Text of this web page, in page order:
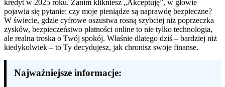
kredyt w 2025 roku. Zanim klikniesz „Akceptuję”, w głowie
pojawia się pytanie: czy moje pieniądze są naprawdę bezpieczne?
W świecie, gdzie cyfrowe oszustwa rosną szybciej niż poprzeczka
zysków, bezpieczeństwo płatności online to nie tylko technologia,
ale realna troska o Twój spokój. Właśnie dlatego dziś – bardziej niż
kiedykolwiek – to Ty decydujesz, jak chronisz swoje finanse.
Najważniejsze informacje: